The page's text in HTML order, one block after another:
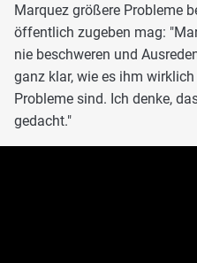
Marquez größere Probleme
öffentlich zugeben mag:
nie beschweren und
ganz klar, wie es ihm
Probleme sind. Ich denke,
gedacht."